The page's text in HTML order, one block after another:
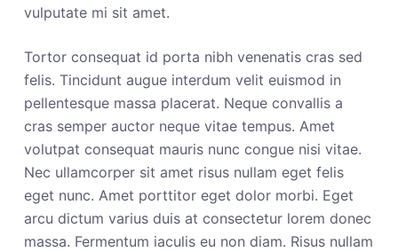
vulputate mi sit amet.
Tortor consequat id porta nibh venenatis cras sed
felis. Tincidunt augue interdum velit euismod in
pellentesque massa placerat. Neque convallis a
cras semper auctor neque vitae tempus. Amet
volutpat consequat mauris nunc congue nisi vitae.
Nec ullamcorper sit amet risus nullam eget felis
eget nunc. Amet porttitor eget dolor morbi. Eget
arcu dictum varius duis at consectetur lorem donec
massa. Fermentum iaculis eu non diam. Risus nullam